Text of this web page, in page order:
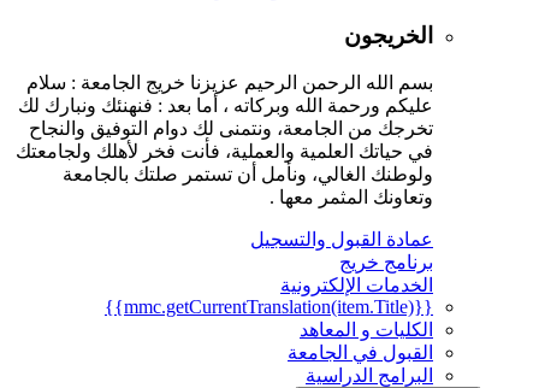
الخريجون
بسم الله الرحمن الرحيم عزيزنا خريج الجامعة : سلام
عليكم ورحمة الله وبركاته ، أما بعد : فنهنئك ونبارك لك
تخرجك من الجامعة، ونتمنى لك دوام التوفيق والنجاح
في حياتك العلمية والعملية، فأنت فخر لأهلك ولجامعتك
ولوطنك الغالي، ونأمل أن تستمر صلتك بالجامعة
وتعاونك المثمر معها .
عمادة القبول والتسجيل
برنامج خريج
الخدمات الإلكترونية
{{mmc.getCurrentTranslation(item.Title)}}
الكليات و المعاهد
القبول في الجامعة
البرامج الدراسية